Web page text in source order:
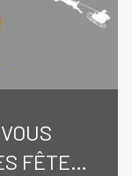
FÊTES